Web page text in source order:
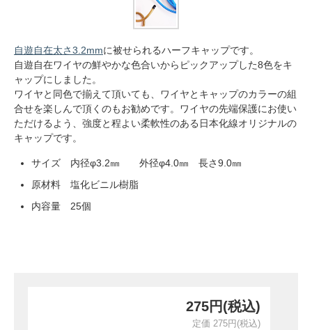
自遊自在太さ3.2mmに被せられるハーフキャップです。
自遊自在ワイヤの鮮やかな色合いからピックアップした8色をキ
ャップにしました。
ワイヤと同色で揃えて頂いても、ワイヤとキャップのカラーの組
合せを楽しんで頂くのもお勧めです。ワイヤの先端保護にお使い
ただけるよう、強度と程よい柔軟性のある日本化線オリジナルの
キャップです。
サイズ 内径φ3.2㎜ 外径φ4.0㎜ 長さ9.0㎜
原材料 塩化ビニル樹脂
内容量 25個
275円(税込)
定価 275円(税込)